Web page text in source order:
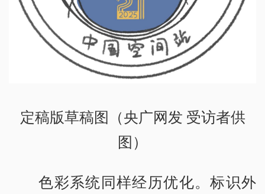
定稿版草稿图（央广网发 受访者供
图）
色彩系统同样经历优化。标识外